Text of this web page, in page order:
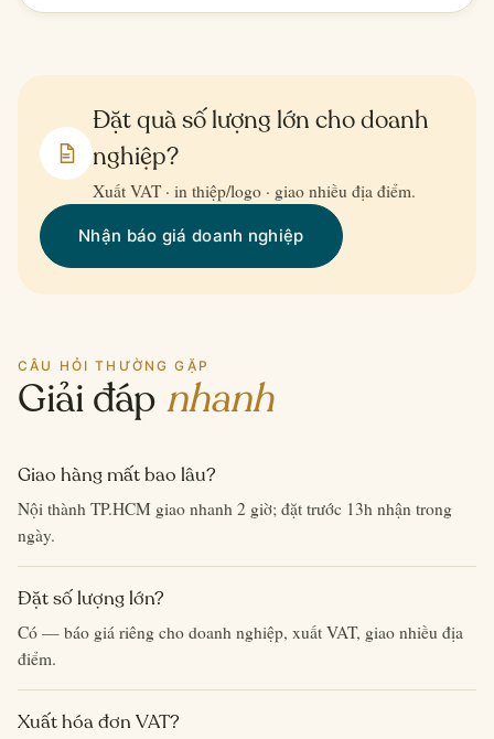
Đặt quà số lượng lớn cho doanh
nghiệp?
Xuất VAT · in thiệp/logo · giao nhiều địa điểm.
Nhận báo giá doanh nghiệp
CÂU HỎI THƯỜNG GẶP
Giải đápnhanh
Giao hàng mất bao lâu?
Nội thành TP.HCM giao nhanh 2 giờ; đặt trước 13h nhận trong
ngày.
Đặt số lượng lớn?
Có — báo giá riêng cho doanh nghiệp, xuất VAT, giao nhiều địa
điểm.
Xuất hóa đơn VAT?